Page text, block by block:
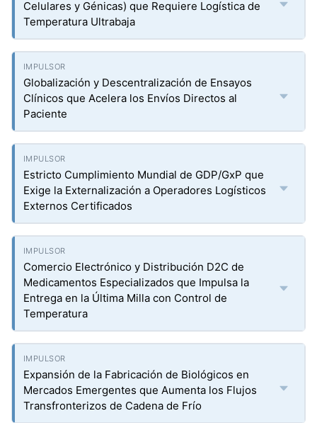
Celulares y Génicas) que Requiere Logística de
Temperatura Ultrabaja
Globalización y Descentralización de Ensayos
Clínicos que Acelera los Envíos Directos al
Paciente
Estricto Cumplimiento Mundial de GDP/GxP que
Exige la Externalización a Operadores Logísticos
Externos Certificados
Comercio Electrónico y Distribución D2C de
Medicamentos Especializados que Impulsa la
Entrega en la Última Milla con Control de
Temperatura
Expansión de la Fabricación de Biológicos en
Mercados Emergentes que Aumenta los Flujos
Transfronterizos de Cadena de Frío